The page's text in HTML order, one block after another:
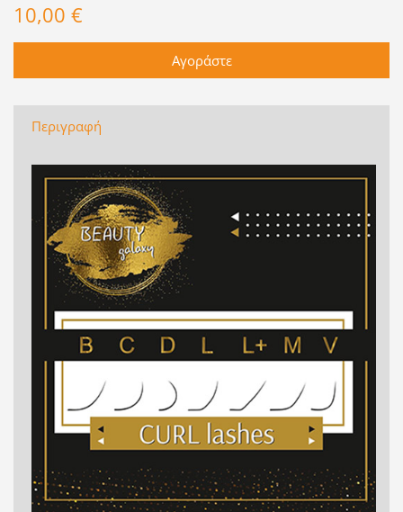
10,00 €
Περιγραφή